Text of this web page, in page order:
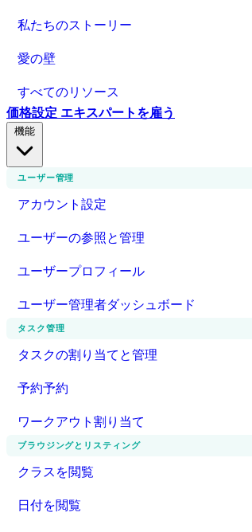
私たちのストーリー
愛の壁
すべてのリソース
価格設定 エキスパートを雇う
ユーザー管理
アカウント設定
ユーザーの参照と管理
ユーザープロフィール
ユーザー管理者ダッシュボード
タスク管理
タスクの割り当てと管理
予約予約
ワークアウト割り当て
ブラウジングとリスティング
クラスを閲覧
日付を閲覧